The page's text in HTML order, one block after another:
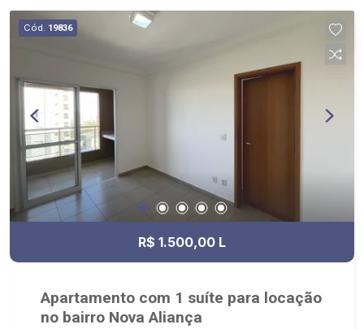
Cód. 19836
R$ 1.500,00 L
Apartamento com 1 suíte para locação
no bairro Nova Aliança